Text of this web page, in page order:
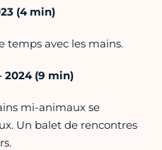
(4 min)
temps avec les mains.
2024 (9 min)
mi-animaux se
Un balet de rencontres